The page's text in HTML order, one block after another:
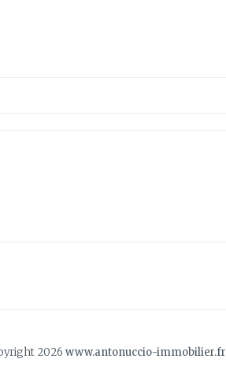
2026 www.antonuccio-immobilier.fr